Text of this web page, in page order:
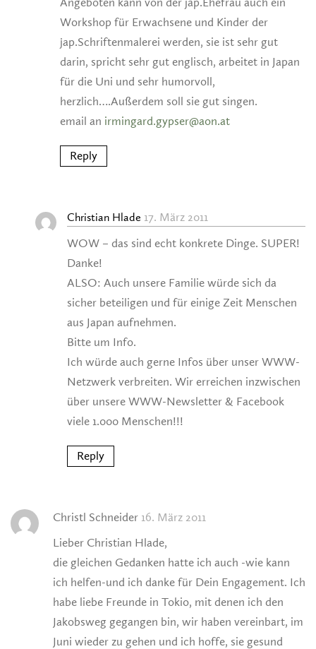
Workshop für Erwachsene und Kinder der
jap.Schriftenmalerei werden, sie ist sehr gut
darin, spricht sehr gut englisch, arbeitet in Japan
für die Uni und sehr humorvoll,
herzlich….Außerdem soll sie gut singen.
email an irmingard.gypser@aon.at
Reply
Christian Hlade 17. März 2011
WOW – das sind echt konkrete Dinge. SUPER!
Danke!
ALSO: Auch unsere Familie würde sich da
sicher beteiligen und für einige Zeit Menschen
aus Japan aufnehmen.
Bitte um Info.
Ich würde auch gerne Infos über unser WWW-
Netzwerk verbreiten. Wir erreichen inzwischen
über unsere WWW-Newsletter & Facebook
viele 1.000 Menschen!!!
Reply
Christl Schneider 16. März 2011
Lieber Christian Hlade,
die gleichen Gedanken hatte ich auch -wie kann
ich helfen-und ich danke für Dein Engagement. Ich
habe liebe Freunde in Tokio, mit denen ich den
Jakobsweg gegangen bin, wir haben vereinbart, im
Juni wieder zu gehen und ich hoffe, sie gesund